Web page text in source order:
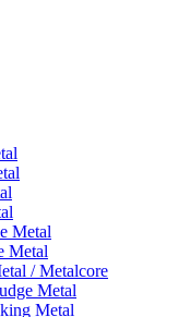
Metal
Metal
/ Metalcore
Metal
Metal